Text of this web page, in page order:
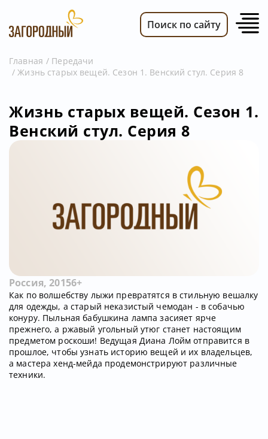
ВИДЕО
ПЕРЕДАЧИ
ТЕЛЕПРОГРАММА
РЕКЛАМОДАТЕЛЯМ
Поиск по сайту
Главная
Передачи
Жизнь старых вещей. Сезон 1. Венский стул. Серия 8
Жизнь старых вещей. Сезон 1.
Венский стул. Серия 8
Россия, 20156+
Как по волшебству лыжи превратятся в стильную вешалку
для одежды, а старый неказистый чемодан - в собачью
конуру. Пыльная бабушкина лампа засияет ярче
прежнего, а ржавый угольный утюг станет настоящим
предметом роскоши! Ведущая Диана Лойм отправится в
прошлое, чтобы узнать историю вещей и их владельцев,
а мастера хенд-мейда продемонстрируют различные
техники.